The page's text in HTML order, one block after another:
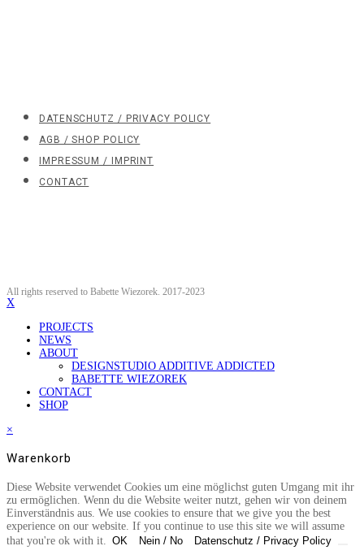
DATENSCHUTZ / PRIVACY POLICY
AGB / SHOP POLICY
IMPRESSUM / IMPRINT
CONTACT
All rights reserved to Babette Wiezorek. 2017-2023
X
PROJECTS
NEWS
ABOUT
DESIGNSTUDIO ADDITIVE ADDICTED
BABETTE WIEZOREK
CONTACT
SHOP
×
Warenkorb
Diese Website verwendet Cookies um eine möglichst guten Umgang mit ihr
zu ermöglichen. Wenn du die Website weiter nutzt, gehen wir von deinem
Einverständnis aus. We use cookies to ensure that we give you the best
experience on our website. If you continue to use this site we will assume
that you're ok with it.
OK Nein / No Datenschutz / Privacy Policy